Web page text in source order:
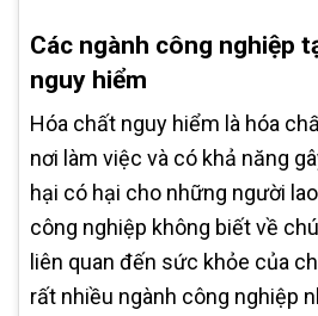
Các ngành công nghiệp
nguy hiểm
Hóa chất nguy hiểm là hóa
nơi làm việc và có khả năng
hại có hại cho những người
công nghiệp không biết về
liên quan đến sức khỏe của
rất nhiều ngành công nghiệp